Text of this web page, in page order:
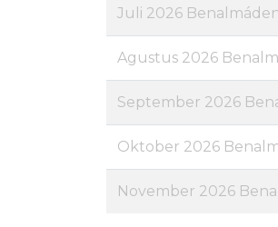
Juli 2026
Agustus 2026
September 2026
Oktober 2026
November 2026